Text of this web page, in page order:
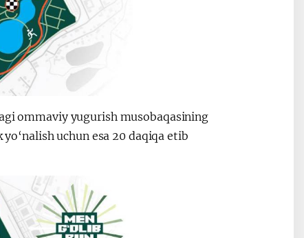
ommaviy yugurish musobaqasining
uchun esa 20 daqiqa etib